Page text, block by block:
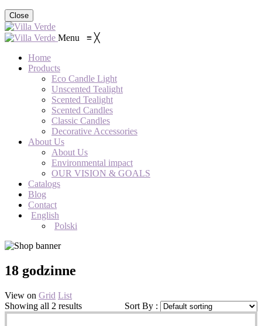
Close
Menu ≡ ╳
Home
Products
Eco Candle Light
Unscented Tealight
Scented Tealight
Scented Candles
Classic Candles
Decorative Accessories
About Us
About Us
Environmental impact
OUR VISION & GOALS
Catalogs
Blog
Contact
English
Polski
18 godzinne
View on Grid List
Showing all 2 results
Sort By :